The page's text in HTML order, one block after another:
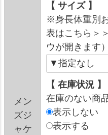
メン
ズジ
ャケ
【 サイズ 】
※身長体重別
表はこちら＞
ウが開きます）
【 在庫状況 】
在庫のない商
表示しない
表示する